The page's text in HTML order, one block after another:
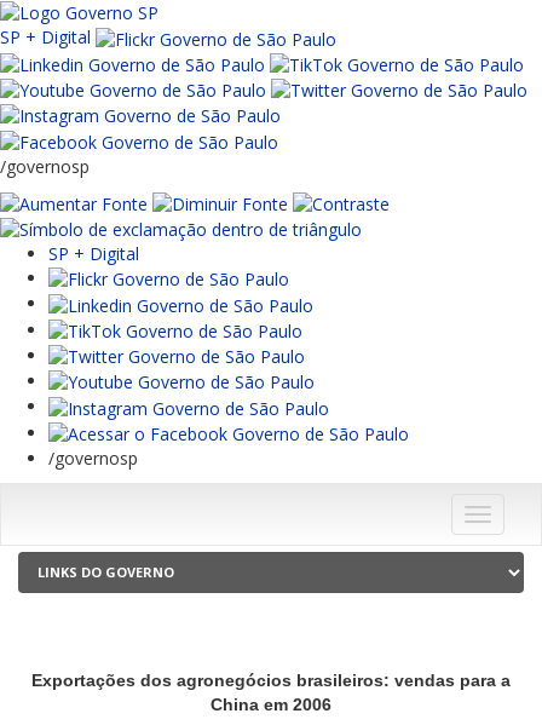
SP + Digital
/governosp
SP + Digital
/governosp
Menu
Exportações dos agronegócios brasileiros: vendas para a
China em 2006